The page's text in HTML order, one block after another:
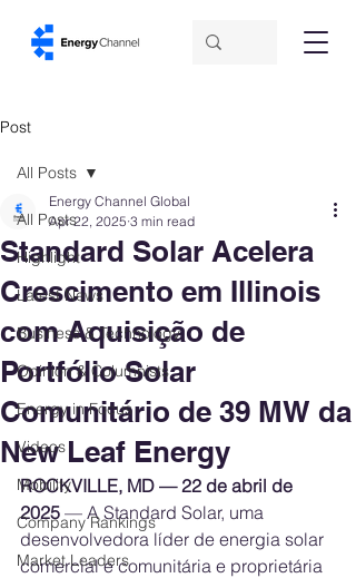
Post
All Posts
Highlight
Latest News
Business & Technology
Opinion & Columnists
Energy in Focus
Videos
Mobility
Company Rankings
Market Leaders
All Posts
Standard Solar Acelera
Crescimento em Illinois
com Aquisição de
Portfólio Solar
Comunitário de 39 MW da
New Leaf Energy
Energy Channel Global
Apr 22, 2025 3 min read
ROCKVILLE, MD — 22 de abril de
2025 — A Standard Solar, uma
desenvolvedora líder de energia solar
comercial e comunitária e proprietária